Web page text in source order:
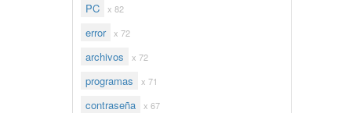
PC x 82
error x 72
archivos x 72
programas x 71
contraseña x 67